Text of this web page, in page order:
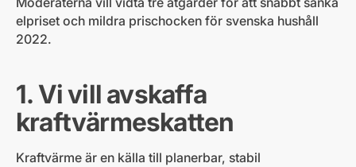
elpriset och mildra prischocken för svenska hushåll
2022.
1. Vi vill avskaffa
kraftvärmeskatten
Kraftvärme är en källa till planerbar, stabil